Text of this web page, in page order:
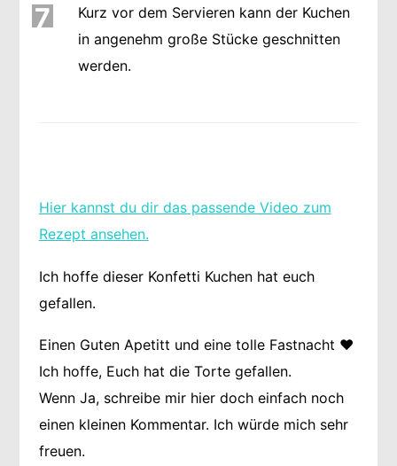
7
Kurz vor dem Servieren kann der Kuchen
in angenehm große Stücke geschnitten
werden.
Hier kannst du dir das passende Video zum
Rezept ansehen.
Ich hoffe dieser Konfetti Kuchen hat euch
gefallen.
Einen Guten Apetitt und eine tolle Fastnacht ❤️
Ich hoffe, Euch hat die Torte gefallen.
Wenn Ja, schreibe mir hier doch einfach noch
einen kleinen Kommentar. Ich würde mich sehr
freuen.